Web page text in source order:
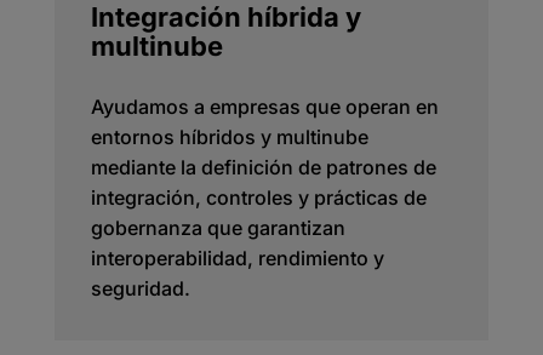
Integración híbrida y
multinube
Ayudamos a empresas que operan en
entornos híbridos y multinube
mediante la definición de patrones de
integración, controles y prácticas de
gobernanza que garantizan
interoperabilidad, rendimiento y
seguridad.